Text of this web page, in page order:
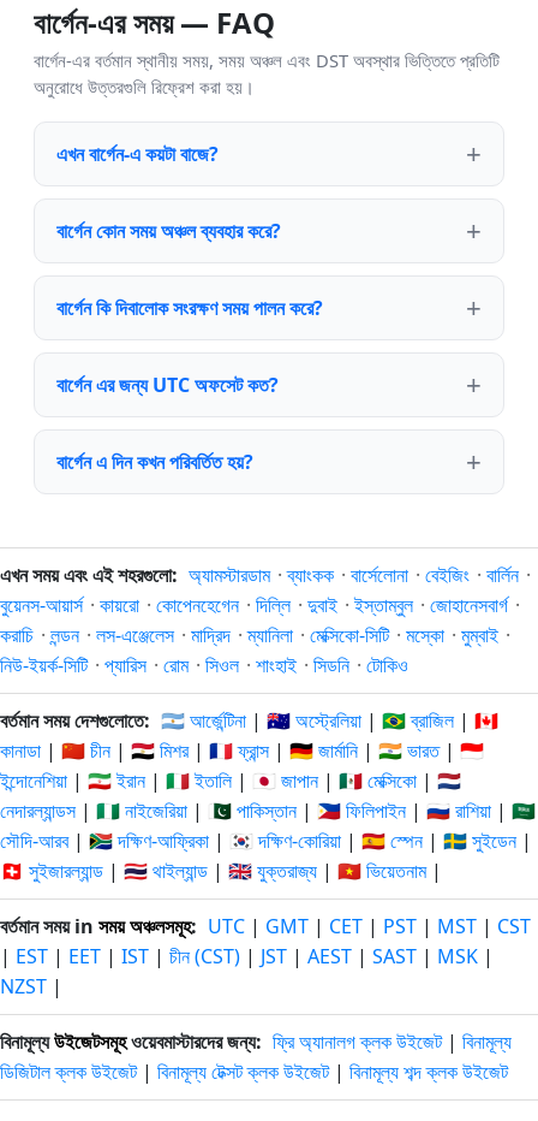
বার্গেন-এর সময় — FAQ
বার্গেন-এর বর্তমান স্থানীয় সময়, সময় অঞ্চল এবং DST অবস্থার ভিত্তিতে প্রতিটি
অনুরোধে উত্তরগুলি রিফ্রেশ করা হয়।
এখন বার্গেন-এ কয়টা বাজে?
বার্গেন কোন সময় অঞ্চল ব্যবহার করে?
বার্গেন কি দিবালোক সংরক্ষণ সময় পালন করে?
বার্গেন এর জন্য UTC অফসেট কত?
বার্গেন এ দিন কখন পরিবর্তিত হয়?
এখন সময় এবং এই শহরগুলো: অ্যামস্টারডাম ·ব্যাংকক · বার্সেলোনা · বেইজিং · বার্লিন ·
বুয়েনস-আয়ার্স · কায়রো · কোপেনহেগেন · দিল্লি · দুবাই ·ইস্তাম্বুল · জোহানেসবার্গ ·
করাচি · লন্ডন · লস-এঞ্জেলেস · মাদ্রিদ ·ম্যানিলা · মেক্সিকো-সিটি · মস্কো · মুম্বাই ·
নিউ-ইয়র্ক-সিটি · প্যারিস · রোম · সিওল · শাংহাই · সিডনি · টোকিও
বর্তমান সময় দেশগুলোতে: 🇦🇷 আর্জেন্টিনা | 🇦🇺 অস্ট্রেলিয়া | 🇧🇷 ব্রাজিল| 🇨🇦
কানাডা | 🇨🇳 চীন| 🇪🇬 মিশর| 🇫🇷 ফ্রান্স| 🇩🇪 জার্মানি| 🇮🇳 ভারত| 🇮🇩
ইন্দোনেশিয়া | 🇮🇷 ইরান| 🇮🇹 ইতালি| 🇯🇵 জাপান| 🇲🇽 মেক্সিকো | 🇳🇱
নেদারল্যান্ডস| 🇳🇬 নাইজেরিয়া | 🇵🇰 পাকিস্তান| 🇵🇭 ফিলিপাইন| 🇷🇺 রাশিয়া | 🇸🇦
সৌদি-আরব| 🇿🇦 দক্ষিণ-আফ্রিকা | 🇰🇷 দক্ষিণ-কোরিয়া | 🇪🇸 স্পেন| 🇸🇪 সুইডেন|
🇨🇭 সুইজারল্যান্ড | 🇹🇭 থাইল্যান্ড | 🇬🇧 যুক্তরাজ্য | 🇻🇳 ভিয়েতনাম|
বর্তমান সময় in সময় অঞ্চলসমূহ: UTC | GMT | CET | PST | MST | CST
| EST | EET | IST | চীন (CST) | JST | AEST | SAST | MSK |
NZST |
বিনামূল্যউইজেটসমূহওয়েবমাস্টারদের জন্য: ফ্রি অ্যানালগ ক্লক উইজেট| বিনামূল্য
ডিজিটাল ক্লক উইজেট| বিনামূল্য টেক্সট ক্লক উইজেট| বিনামূল্য শব্দ ক্লক উইজেট